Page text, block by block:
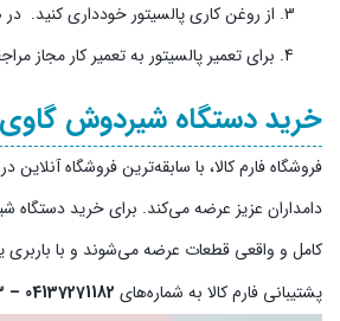
از روغن کاری پالسیتور خودداری کنید. در
برای تعمیر پالسیتور به تعمیر کار مجاز
خرید دستگاه شیردوش گاوی
فروشگاه فارم کالا، با سابقه‌ترین فروشگاه
دامداران عزیز عرضه می‌کند. برای خرید دستگاه
کامل و واقعی قطعات عرضه می‌شوند و با باربری
پشتیبانی فارم کالا به شماره‌های 04137271182 – 09142570733